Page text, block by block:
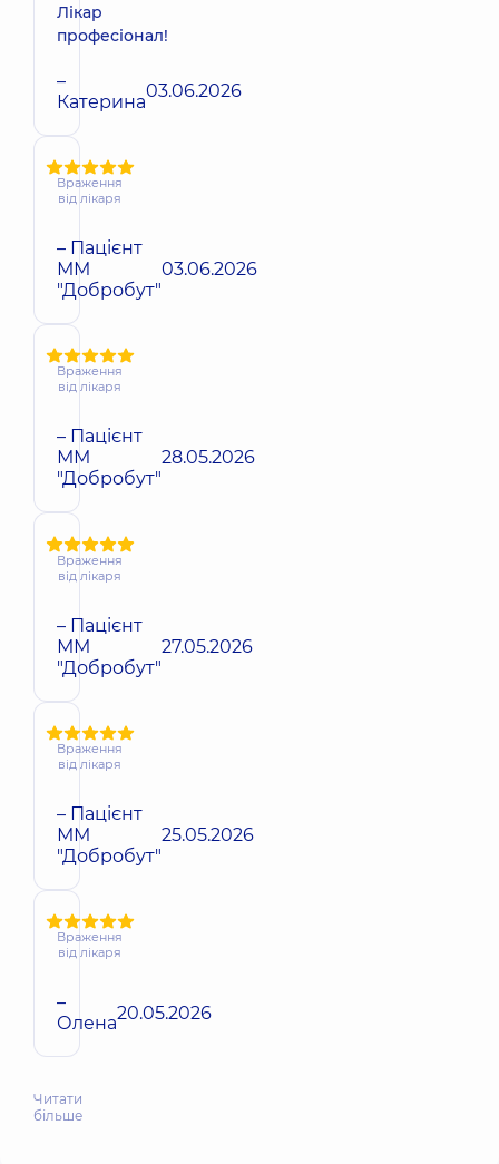
Лікар
професіонал!
–
Катерина03.06.2026
Враження
від лікаря
– Пацієнт
ММ
"Добробут"
03.06.2026
Враження
від лікаря
– Пацієнт
ММ
"Добробут"
28.05.2026
Враження
від лікаря
– Пацієнт
ММ
"Добробут"
27.05.2026
Враження
від лікаря
– Пацієнт
ММ
"Добробут"
25.05.2026
Враження
від лікаря
–
Олена20.05.2026
Читати
більше